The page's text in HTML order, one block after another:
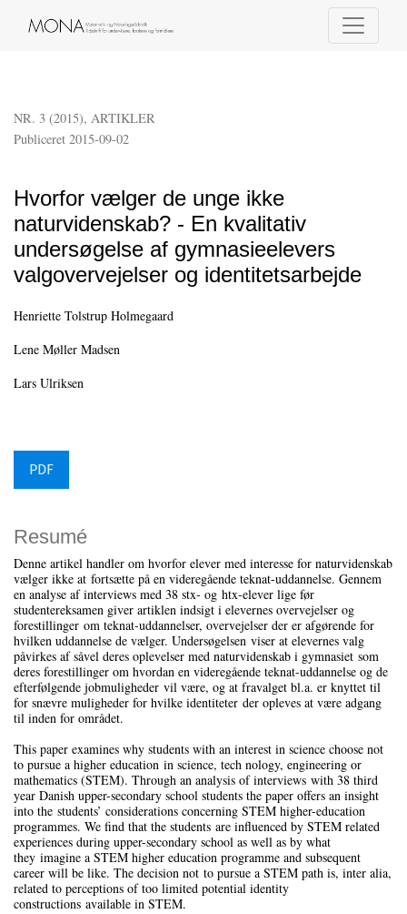
Hvorfor vælger de unge ikke naturvidenskab? - En kvalitativ undersøgelse
NR. 3 (2015), ARTIKLER
Hvorfor vælger de unge ikke
naturvidenskab? - En kvalitativ
undersøgelse af gymnasieelevers
valgovervejelser og identitetsarbejde
Publiceret 2015-09-02
Henriette Tolstrup Holmegaard
Lene Møller Madsen
Lars Ulriksen
PDF
Resumé
Denne artikel handler om hvorfor elever med interesse for naturvidenskab
vælger ikke at fortsætte på en videregående teknat-uddannelse. Gennem
en analyse af interviews med 38 stx- og htx-elever lige før
studentereksamen giver artiklen indsigt i elevernes overvejelser og
forestillinger om teknat-uddannelser, overvejelser der er afgørende for
hvilken uddannelse de vælger. Undersøgelsen viser at elevernes valg
påvirkes af såvel deres oplevelser med naturvidenskab i gymnasiet som
deres forestillinger om hvordan en videregående teknat-uddannelse og de
efterfølgende jobmuligheder vil være, og at fravalget bl.a. er knyttet til
for snævre muligheder for hvilke identiteter der opleves at være adgang
til inden for området.
This paper examines why students with an interest in science choose not
to pursue a higher education in science, tech nology, engineering or
mathematics (STEM). Through an analysis of interviews with 38 third
year Danish upper-secondary school students the paper offers an insight
into the students’ considerations concerning STEM higher-education
programmes. We find that the students are influenced by STEM related
experiences during upper-secondary school as well as by what
they imagine a STEM higher education programme and subsequent
career will be like. The decision not to pursue a STEM path is, inter alia,
related to perceptions of too limited potential identity
constructions available in STEM.